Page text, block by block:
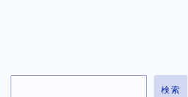
検索